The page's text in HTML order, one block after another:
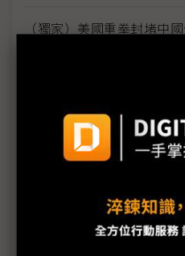
（獨家）美國重拳封堵
不只澳洲稀土 雙日評估
資分散風險
歐盟評估加入矽盛世宣言